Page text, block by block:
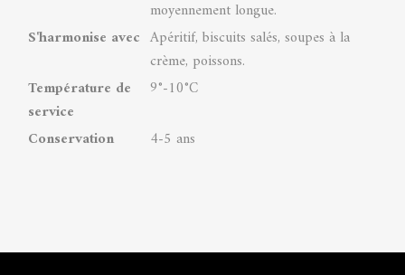
moyennement longue.
S'harmonise avec Apéritif, biscuits salés, soupes à la
crème, poissons.
Température de
service
9°-10°C
Conservation
4-5 ans